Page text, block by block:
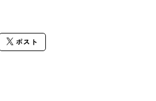
ポスト